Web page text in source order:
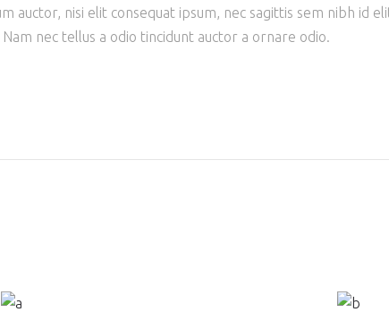
auctor, nisi elit consequat ipsum, nec sagittis sem nibh id
nec tellus a odio tincidunt auctor a ornare odio.